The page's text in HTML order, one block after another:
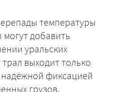
температуры
добавить
уральских
выходит только
фиксацией
грузов,